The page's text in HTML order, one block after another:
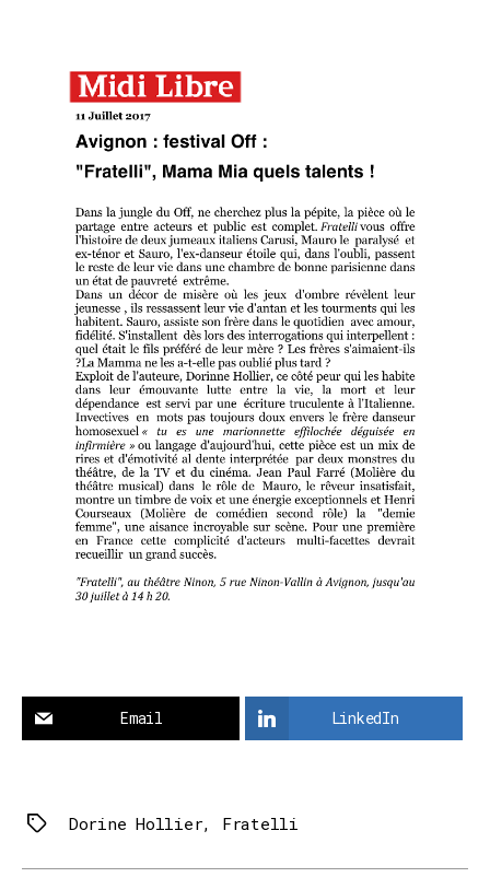
Email LinkedIn
TagsDorine Hollier, Fratelli